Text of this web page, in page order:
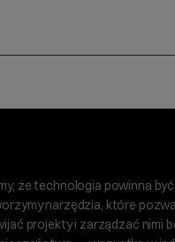
że technologia powinna
narzędzia, które
projekty i zarządzać nimi